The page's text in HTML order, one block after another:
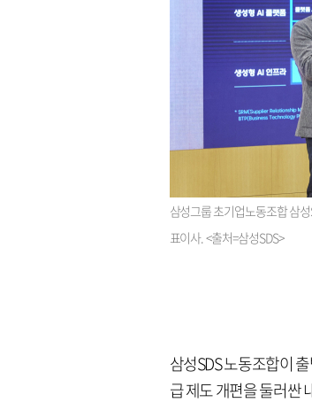
삼성그룹 초기업노동조합 삼
표이사. <출처=삼성SDS>
삼성SDS 노동조합이
급 제도 개편을 둘러싼